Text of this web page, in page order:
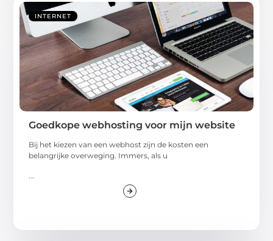
INTERNET
Goedkope webhosting voor mijn website
Bij het kiezen van een webhost zijn de kosten een
belangrijke overweging. Immers, als u